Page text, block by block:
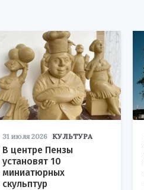
31 июля 2026 КУЛЬТУРА
В центре Пензы
установят 10
миниатюрных
скульптур